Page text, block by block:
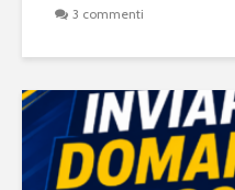
3 commenti